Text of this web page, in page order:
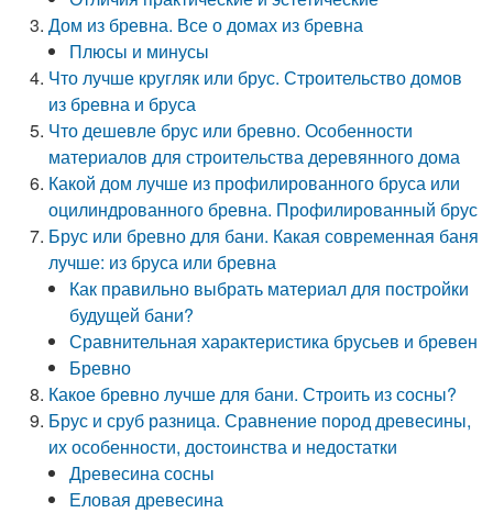
Дом из бревна. Все о домах из бревна
Плюсы и минусы
Что лучше кругляк или брус. Строительство домов
из бревна и бруса
Что дешевле брус или бревно. Особенности
материалов для строительства деревянного дома
Какой дом лучше из профилированного бруса или
оцилиндрованного бревна. Профилированный брус
Брус или бревно для бани. Какая современная баня
лучше: из бруса или бревна
Как правильно выбрать материал для постройки
будущей бани?
Сравнительная характеристика брусьев и бревен
Бревно
Какое бревно лучше для бани. Строить из сосны?
Брус и сруб разница. Сравнение пород древесины,
их особенности, достоинства и недостатки
Древесина сосны
Еловая древесина